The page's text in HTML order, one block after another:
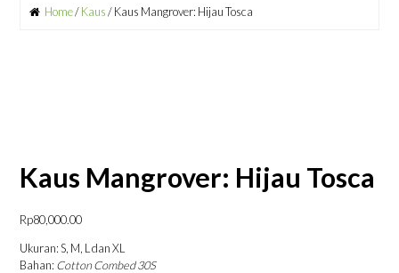
Home/Kaus/ Kaus Mangrover: Hijau Tosca
Kaus Mangrover: Hijau Tosca
Rp80,000.00
Ukuran: S, M, L dan XL
Bahan: Cotton Combed 30S